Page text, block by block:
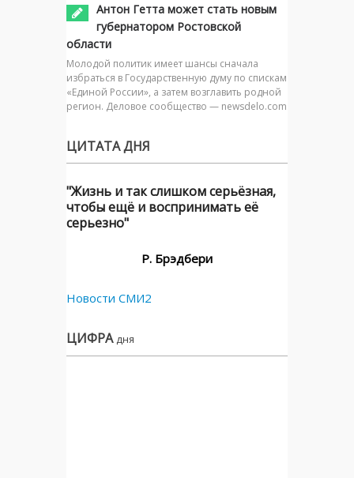
Антон Гетта может стать новым
губернатором Ростовской
области
Молодой политик имеет шансы сначала
избраться в Государственную думу по спискам
«Единой России», а затем возглавить родной
регион. Деловое сообщество — newsdelo.com
ЦИТАТА ДНЯ
"Жизнь и так слишком серьёзная,
чтобы ещё и воспринимать её
серьезно"
Р. Брэдбери
Новости СМИ2
ЦИФРА дня